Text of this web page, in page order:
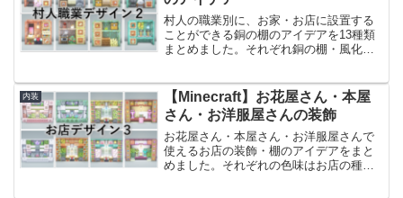
村人の職業別に、お家・お店に設置する
ことができる銅の棚のアイデアを13種類
まとめました。それぞれ銅の棚・風化し
さは同じなので、作りたい家の雰囲気に
合わせて変えてください...
内装
【Minecraft】お花屋さん・本屋
さん・お洋服屋さんの装飾
お花屋さん・本屋さん・お洋服屋さんで
使えるお店の装飾・棚のアイデアをまと
めました。それぞれの色味はお店の種類